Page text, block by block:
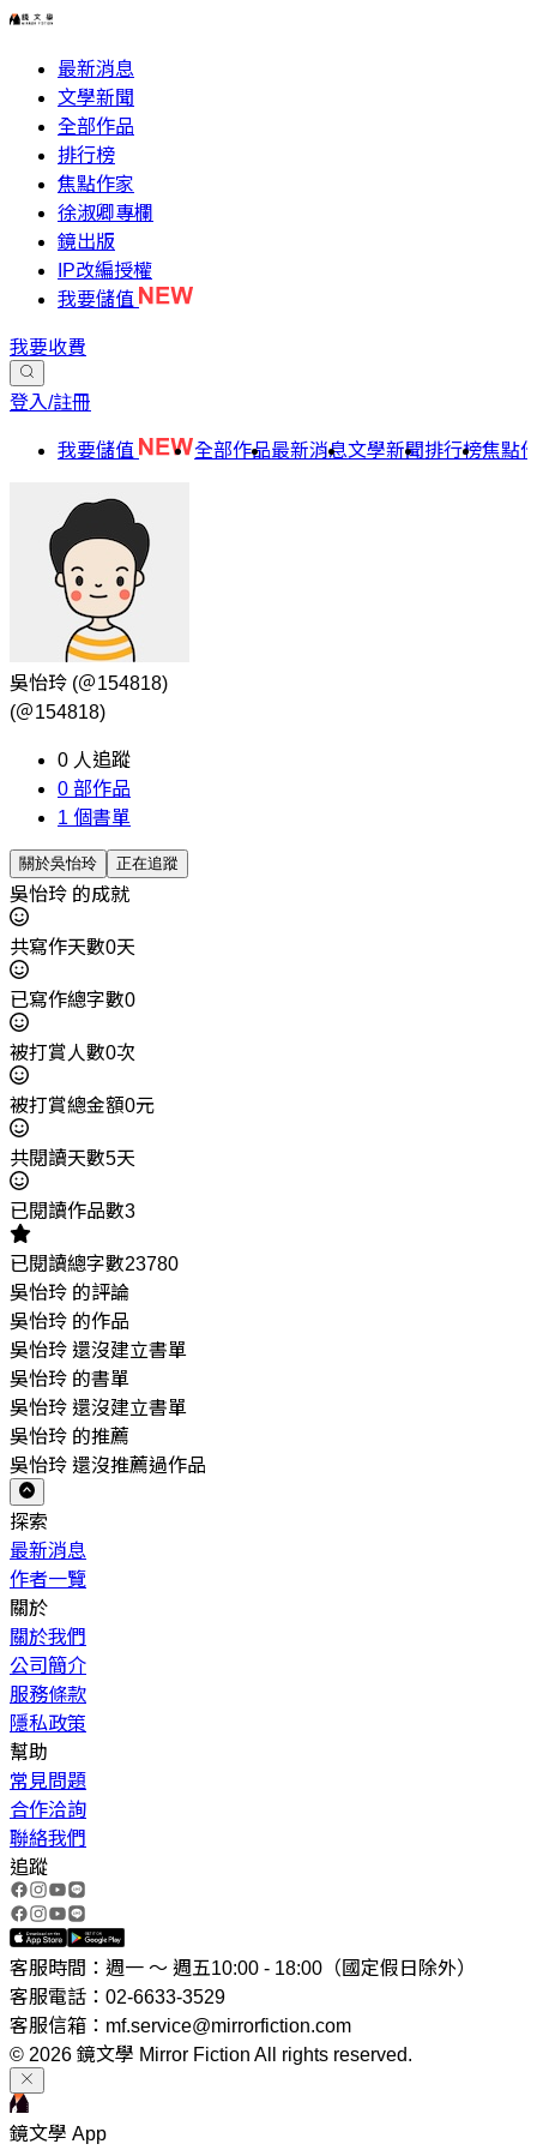
最新消息
文學新聞
全部作品
排行榜
焦點作家
徐淑卿專欄
鏡出版
IP改編授權
我要儲值
我要收費
登入/註冊
我要儲值 全部作品最新消息文學新聞排行榜焦點
吳怡玲 (＠154818)
(＠154818)
0 人追蹤
0 部作品
1 個書單
關於吳怡玲 正在追蹤
吳怡玲 的成就
共寫作天數0天
已寫作總字數0
被打賞人數0次
被打賞總金額0元
共閱讀天數5天
已閱讀作品數3
已閱讀總字數23780
吳怡玲 的評論
吳怡玲 的作品
吳怡玲 還沒建立書單
吳怡玲 的書單
吳怡玲 還沒建立書單
吳怡玲 的推薦
吳怡玲 還沒推薦過作品
探索
最新消息
作者一覽
關於
關於我們
公司簡介
服務條款
隱私政策
幫助
常見問題
合作洽詢
聯絡我們
追蹤
客服時間：週一 ～ 週五10:00 - 18:00（國定假日除外）
客服電話：02-6633-3529
客服信箱：mf.service@mirrorfiction.com
© 2026 鏡文學 Mirror Fiction All rights reserved.
鏡文學 App